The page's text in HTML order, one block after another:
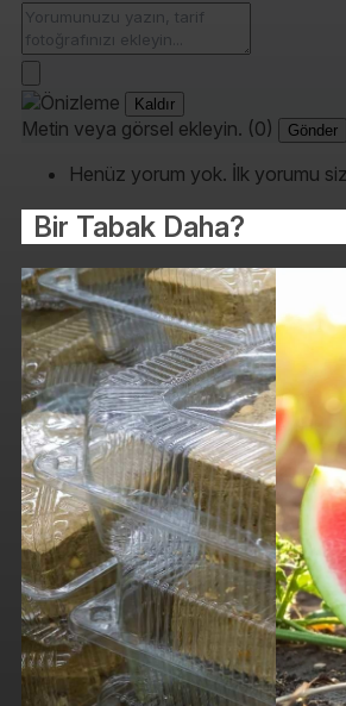
Kaldır
Metin veya görsel ekleyin. (0) Gönder
Henüz yorum yok. İlk yorumu
Bir Tabak Daha?